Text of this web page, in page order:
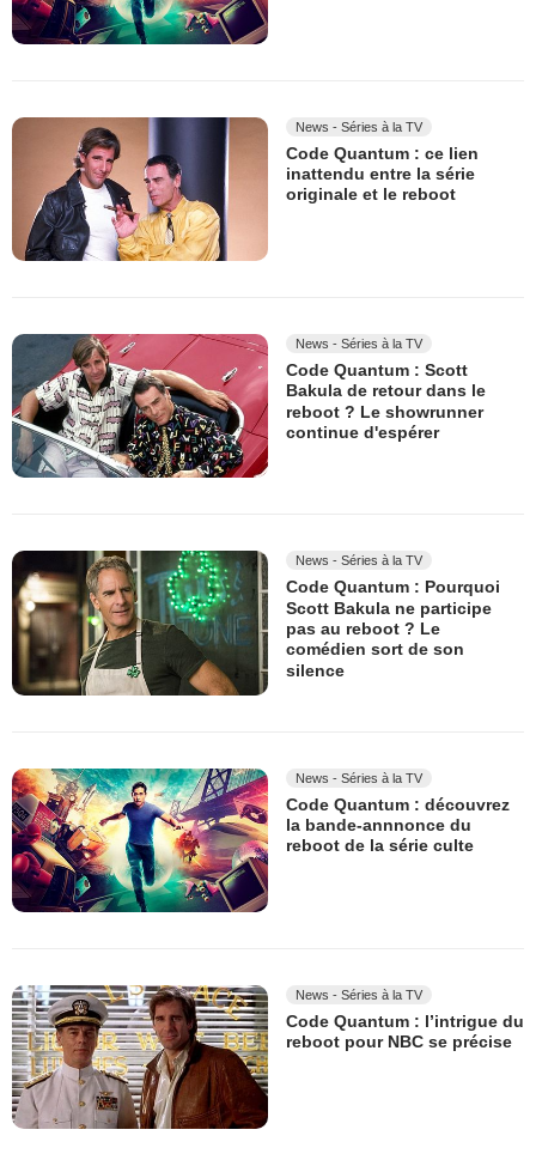
News - Séries à la TV
Code Quantum : ce lien
inattendu entre la série
originale et le reboot
News - Séries à la TV
Code Quantum : Scott
Bakula de retour dans le
reboot ? Le showrunner
continue d'espérer
News - Séries à la TV
Code Quantum : Pourquoi
Scott Bakula ne participe
pas au reboot ? Le
comédien sort de son
silence
News - Séries à la TV
Code Quantum : découvrez
la bande-annnonce du
reboot de la série culte
News - Séries à la TV
Code Quantum : l’intrigue du
reboot pour NBC se précise